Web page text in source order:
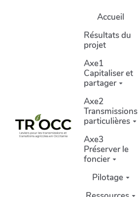
Aller au contenu principalAccueil
Résultats du
projet
Axe1
Capitaliser et
partager
Axe2
Transmissions
particulières
Axe3
Préserver le
foncier
Pilotage